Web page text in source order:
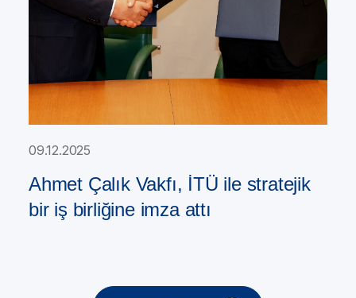
09.12.2025
Ahmet Çalık Vakfı, İTÜ ile stratejik
bir iş birliğine imza attı